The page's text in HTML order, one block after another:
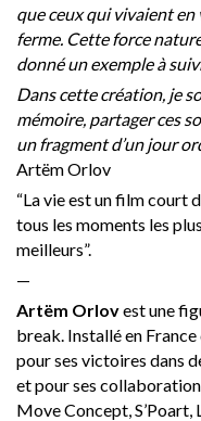
que ceux qui vivaient en
ferme. Cette force
donné un exemple à
Dans cette création, je
mémoire, partager ces
un fragment d’un jour
Artëm Orlov
“La vie est un film court
tous les moments les
meilleurs”.
—
Artëm Orlovest une
break. Installé en
pour ses victoires dans
et pour ses
Move Concept, S’Poart,